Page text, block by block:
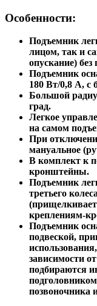
Особенности:
Подъемник
лицом, так и
опускание)
Подъемник
180 Вт/0,8 А, с
Большой
град.
Легкое
на самом
При
мануальное
В комплект к
кронштейны.
Подъемник
третьего
креплениям-
Подъемник
подвеской,
зависимости
подбираются
позвоночника